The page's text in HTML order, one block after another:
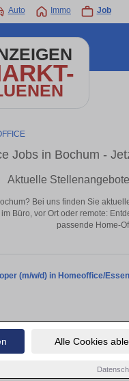
Alle Cookies
Auto Immo Job
Jobs in Bochum -
Aktuelle
Bei uns finden Sie
Büro, vor Ort oder remote:
passende Home-
(m/w/d) in Homeoffice/Essen